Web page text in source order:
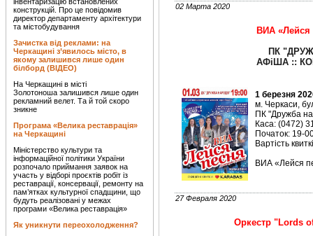
конструкцій. Про це повідомив
директор департаменту архітектури
та містобудування
Зачистка від реклами: на
Черкащині з’явилось місто, в
якому залишився лише один
білборд (ВІДЕО)
На Черкащині в місті
Золотоноша залишився лише один
рекламний велет. Та й той скоро
зникне
Програма «Велика реставрація»
на Черкащині
Міністерство культури та
інформаційної політики України
розпочало приймання заявок на
участь у відборі проєктів робіт із
реставрації, консервації, ремонту на
пам’ятках культурної спадщини, що
будуть реалізовані у межах
програми «Велика реставрація»
Як уникнути переохолодження?
02 Марта 2020
ВИА «Лейся
ПК
АФіША ::
1 березня
м. Черкаси,
ПК "Дружба
Каса: (0472)
Початок: 19-
Вартість
ВИА «Лейся
27 Февраля 2020
Оркестр "Lords